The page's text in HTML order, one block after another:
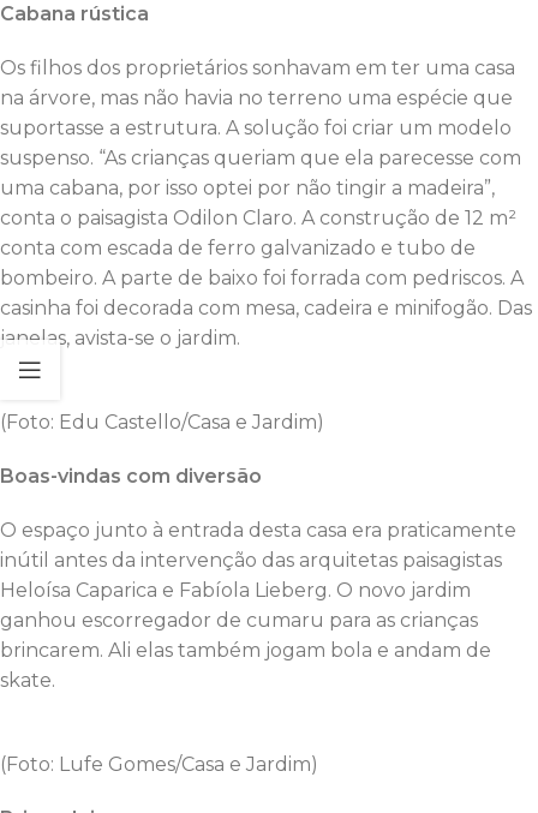
Cabana rústica
Os filhos dos proprietários sonhavam em ter uma casa
na árvore, mas não havia no terreno uma espécie que
suportasse a estrutura. A solução foi criar um modelo
suspenso. “As crianças queriam que ela parecesse com
uma cabana, por isso optei por não tingir a madeira”,
conta o paisagista Odilon Claro. A construção de 12 m²
conta com escada de ferro galvanizado e tubo de
bombeiro. A parte de baixo foi forrada com pedriscos. A
casinha foi decorada com mesa, cadeira e minifogão. Das
janelas, avista-se o jardim.
(Foto: Edu Castello/Casa e Jardim)
Boas-vindas com diversão
O espaço junto à entrada desta casa era praticamente
inútil antes da intervenção das arquitetas paisagistas
Heloísa Caparica e Fabíola Lieberg. O novo jardim
ganhou escorregador de cumaru para as crianças
brincarem. Ali elas também jogam bola e andam de
skate.
(Foto: Lufe Gomes/Casa e Jardim)